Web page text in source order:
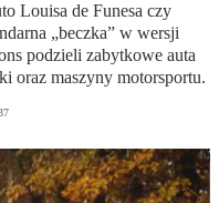
Louisa de Funesa czy
„beczka” w wersji
podzieli zabytkowe auta
oraz maszyny motorsportu.